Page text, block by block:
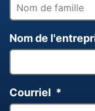
Nom de
Courriel *